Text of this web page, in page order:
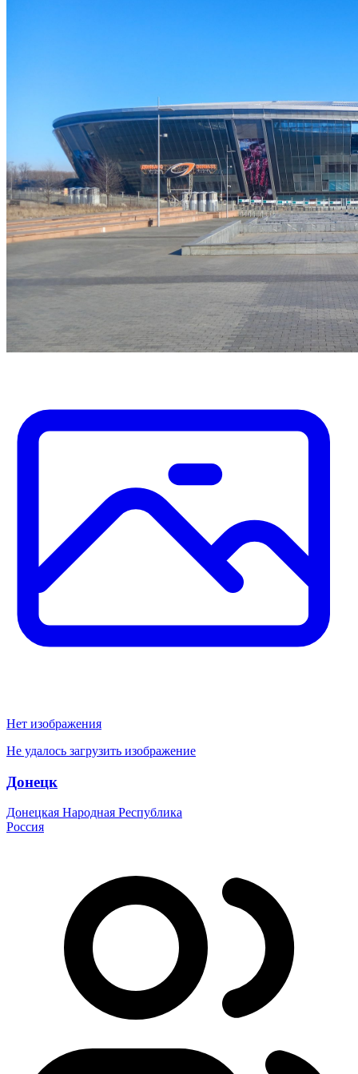
Нет изображения
Не удалось загрузить изображение
Донецк
Донецкая Народная Республика
Россия